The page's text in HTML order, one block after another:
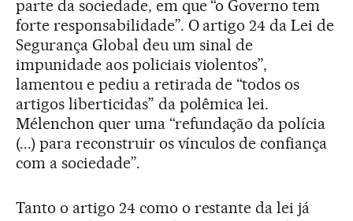
parte da sociedade, em que “o Governo tem
forte responsabilidade”. O artigo 24 da Lei de
Segurança Global deu um sinal de
impunidade aos policiais violentos”,
lamentou e pediu a retirada de “todos os
artigos liberticidas” da polêmica lei.
Mélenchon quer uma “refundação da polícia
(...) para reconstruir os vínculos de confiança
com a sociedade”.
Tanto o artigo 24 como o restante da lei já